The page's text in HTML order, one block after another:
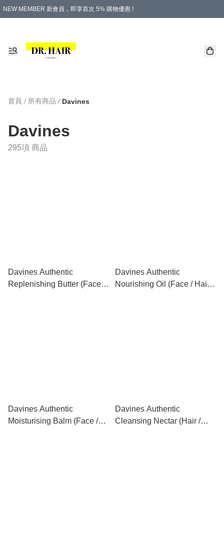
NEW MEMBER 新會員，即享首次 5% 購物優惠 !
首頁 / 所有商品 / Davines
Davines
295項 商品
Davines Authentic
Replenishing Butter (Face /
Davines Authentic
Nourishing Oil (Face / Hair /
Davines Authentic
Moisturising Balm (Face /
Davines Authentic
Cleansing Nectar (Hair /